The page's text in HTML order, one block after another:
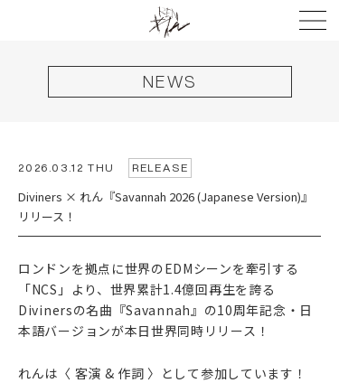
HOME
NEWS
NEWS
2026.03.12 THU RELEASE
Diviners × れん『Savannah 2026 (Japanese Version)』
リリース！
ロンドンを拠点に世界のEDMシーンを牽引する
「NCS」より、世界累計1.4億回再生を誇る
Divinersの名曲『Savannah』の10周年記念・日
本語バージョンが本日世界同時リリース！
れんは〈 客演 & 作詞 〉として参加しています！